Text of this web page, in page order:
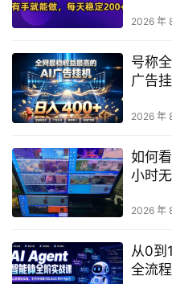
2026 年
号称
广告
2026 年
如何
小时
2026 年
从0到
全流